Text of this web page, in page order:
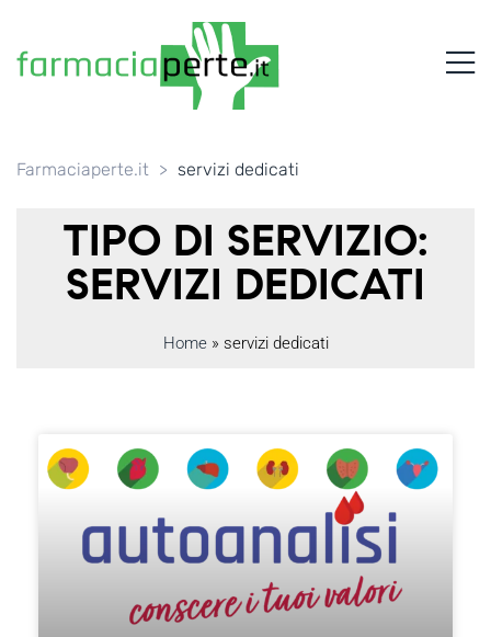
Servizi
la
Salute
Farmaciaperte.it > servizi dedicati
TIPO DI SERVIZIO:
SERVIZI DEDICATI
Home» servizi dedicati